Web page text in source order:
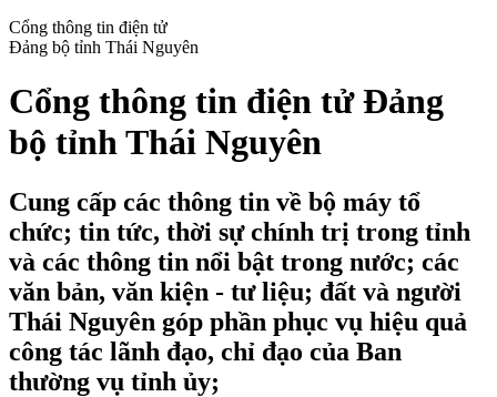
Cổng thông tin điện tử
Đảng bộ tỉnh Thái Nguyên
Cổng thông tin điện tử Đảng
bộ tỉnh Thái Nguyên
Cung cấp các thông tin về bộ máy tổ
chức; tin tức, thời sự chính trị trong tỉnh
và các thông tin nổi bật trong nước; các
văn bản, văn kiện - tư liệu; đất và người
Thái Nguyên góp phần phục vụ hiệu quả
công tác lãnh đạo, chỉ đạo của Ban
thường vụ tỉnh ủy;